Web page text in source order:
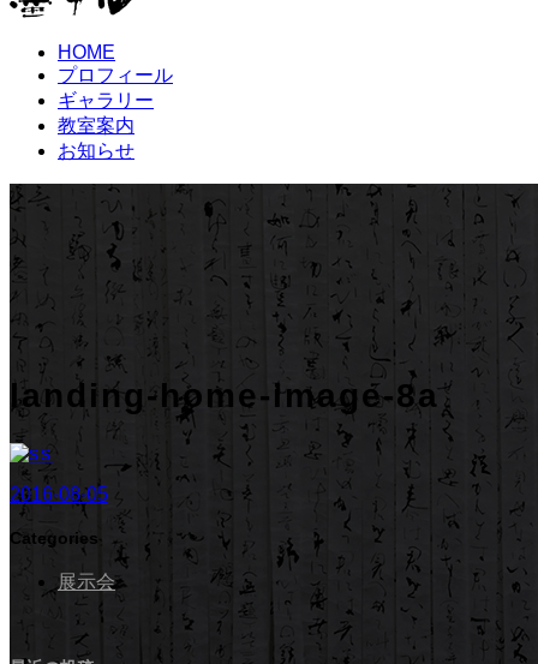
HOME
プロフィール
ギャラリー
教室案内
お知らせ
landing-home-image-8a
2016-08-05
Categories
展示会